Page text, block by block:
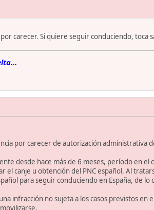
carecer. Si quiere seguir conduciendo, toca
por carecer de autorización administrativa
desde hace más de 6 meses, período en el
el canje u obtención del PNC español. Al
para seguir conduciendo en España, de
infracción no sujeta a los casos previstos en